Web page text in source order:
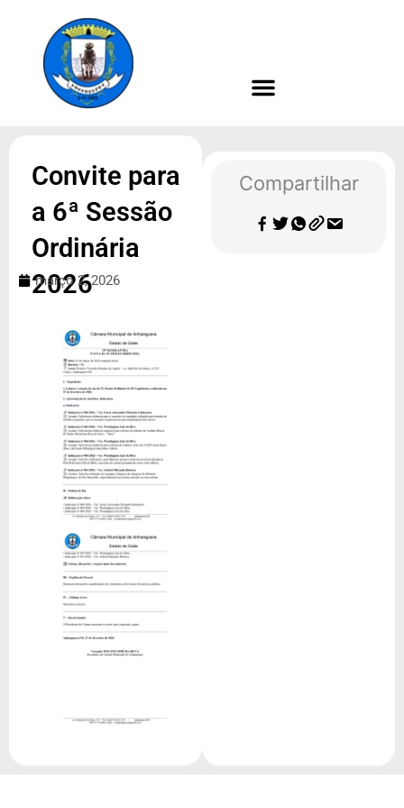
conteúdo
Convite para
a 6ª Sessão
Ordinária
2026
março 2, 2026
Compartilhar